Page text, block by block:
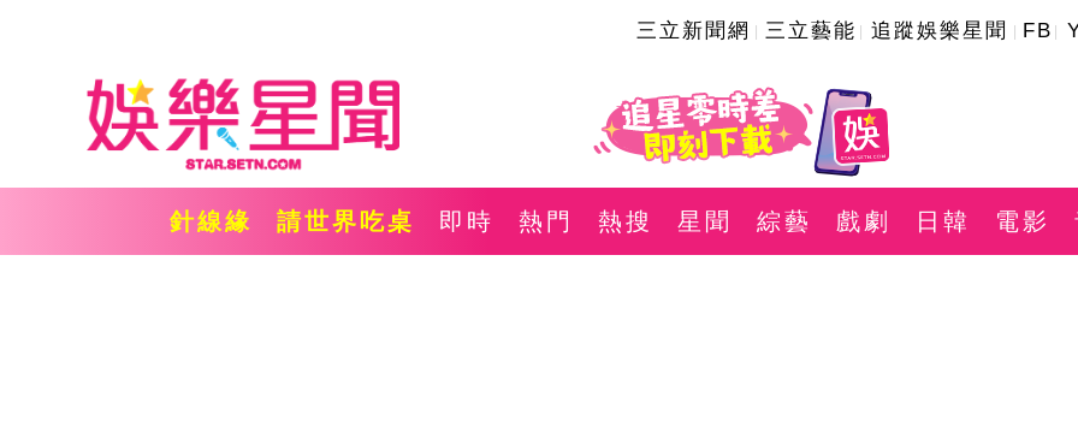
三立新聞網 三立藝能 追蹤娛樂星聞 FB
針線緣 請世界吃桌 即時 熱門 熱搜 星聞 綜藝 戲劇 日韓 電影